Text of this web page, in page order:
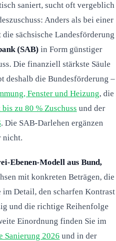
saniert, sucht oft vergeblich
Anders als bei einer
sächsische Landesförderung
(SAB) in Form günstiger
Die finanziell stärkste Säule
deshalb die Bundesförderung –
Fenster und Heizung, die
zu 80 % Zuschuss und der
. Die SAB-Darlehen ergänzen
nicht.
Ebenen-Modell aus Bund,
mit konkreten Beträgen, die
Detail, den scharfen Kontrast
und die richtige Reihenfolge
Einordnung finden Sie im
Sanierung 2026 und in der